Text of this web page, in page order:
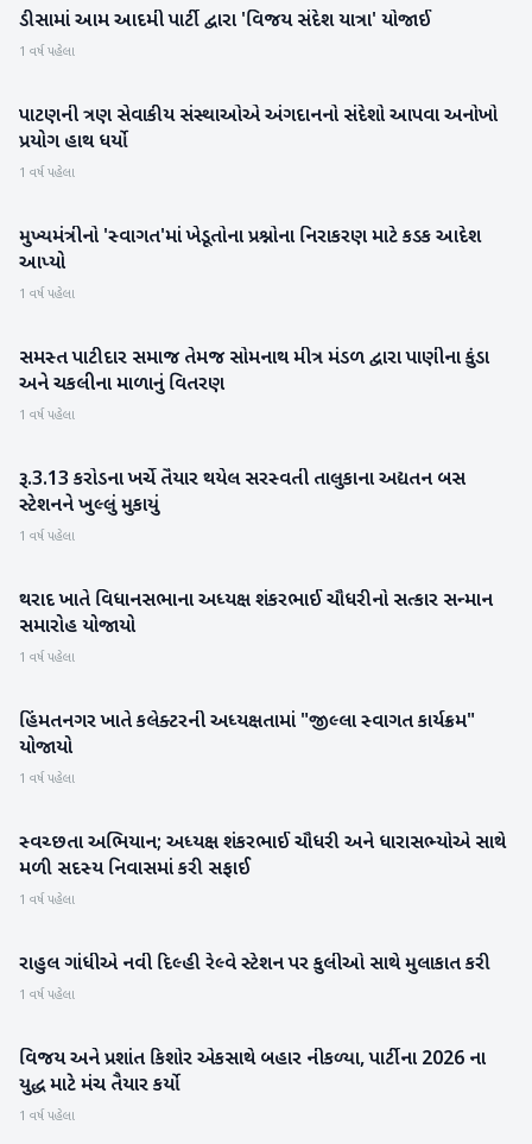
બનાસકાંઠા
ડીસામાં આમ આદમી પાર્ટી દ્વારા 'વિજય સંદેશ યાત્રા' યોજાઈ
1 વર્ષ પહેલા
પાટણ
પાટણની ત્રણ સેવાકીય સંસ્થાઓએ અંગદાનનો સંદેશો આપવા અનોખો
પ્રયોગ હાથ ધર્યો
1 વર્ષ પહેલા
ગુજરાત
મુખ્યમંત્રીનો 'સ્વાગત'માં ખેડૂતોના પ્રશ્નોના નિરાકરણ માટે કડક આદેશ
આપ્યો
1 વર્ષ પહેલા
બનાસકાંઠા
સમસ્ત પાટીદાર સમાજ તેમજ સોમનાથ મીત્ર મંડળ દ્વારા પાણીના કુંડા
અને ચકલીના માળાનું વિતરણ
1 વર્ષ પહેલા
પાટણ
રૂ.3.13 કરોડના ખર્ચે તૈયાર થયેલ સરસ્વતી તાલુકાના અદ્યતન બસ
સ્ટેશનને ખુલ્લું મુકાયું
1 વર્ષ પહેલા
બનાસકાંઠા
થરાદ ખાતે વિધાનસભાના અધ્યક્ષ શંકરભાઈ ચૌધરીનો સત્કાર સન્માન
સમારોહ યોજાયો
1 વર્ષ પહેલા
સાબરકાંઠા
હિંમતનગર ખાતે કલેક્ટરની અધ્યક્ષતામાં "જીલ્લા સ્વાગત કાર્યક્રમ"
યોજાયો
1 વર્ષ પહેલા
બનાસકાંઠા
સ્વચ્છતા અભિયાન; અધ્યક્ષ શંકરભાઈ ચૌધરી અને ધારાસભ્યોએ સાથે
મળી સદસ્ય નિવાસમાં કરી સફાઈ
1 વર્ષ પહેલા
રાષ્ટ્રીય
રાહુલ ગાંધીએ ​​નવી દિલ્હી રેલ્વે સ્ટેશન પર કુલીઓ સાથે મુલાકાત કરી
1 વર્ષ પહેલા
રાષ્ટ્રીય
વિજય અને પ્રશાંત કિશોર એકસાથે બહાર નીકળ્યા, પાર્ટીના 2026 ના
યુદ્ધ માટે મંચ તૈયાર કર્યો
1 વર્ષ પહેલા